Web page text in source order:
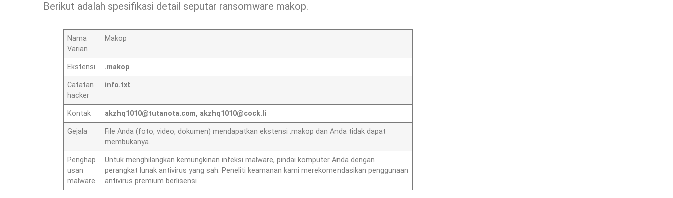
Berikut adalah spesifikasi detail seputar ransomware makop.
Nama
Varian
Makop
Ekstensi .makop
Catatan
hacker
info.txt
Kontak akzhq1010@tutanota.com, akzhq1010@cock.li
Gejala
File Anda (foto, video, dokumen) mendapatkan ekstensi .makop dan Anda tidak dapat
membukanya.
Penghap
usan
malware
Untuk menghilangkan kemungkinan infeksi malware, pindai komputer Anda dengan
perangkat lunak antivirus yang sah. Peneliti keamanan kami merekomendasikan penggunaan
antivirus premium berlisensi